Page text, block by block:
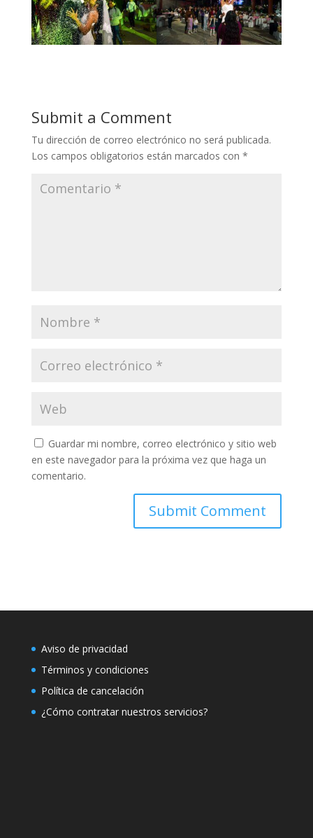
Submit a Comment
Tu dirección de correo electrónico no será publicada.
Los campos obligatorios están marcados con *
Guardar mi nombre, correo electrónico y sitio web
en este navegador para la próxima vez que haga un
comentario.
Aviso de privacidad
Términos y condiciones
Política de cancelación
¿Cómo contratar nuestros servicios?